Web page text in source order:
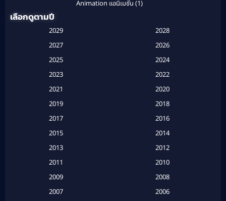
Animation แอนิเมชั่น (1)
Based on a True Story สร้างจากเรื่องจริง(2)
Based on a True Story เรื่องจริง (16)
Based on a True Story เรื่องจริง (20)
เลือกดูตามปี
2029
2028
2027
2026
2025
2024
2023
2022
2021
2020
2019
2018
2017
2016
2015
2014
2013
2012
2011
2010
2009
2008
2007
2006